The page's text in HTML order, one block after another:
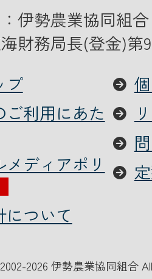
伊勢農業協同組合
財務局長(登金)第
プ
ご利用にあた
メディアポリ
ついて
2002-2026 伊勢農業協同組合